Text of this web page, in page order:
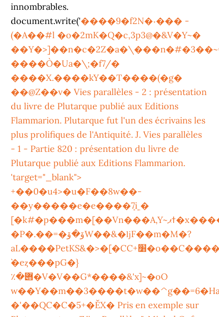
innombrables.
document.write('����9�f2N�˕��� -
(�A��#l �o�2mK�Q�c,3p3@�&V�Y~�
����O`�Ua�\;�f7/�
����X.����kY��T����(�g�
��@Z��v� Vies parallèles - 2 : présentation
du livre de Plutarque publié aux Editions
Flammarion. Plutarque fut l'un des écrivains les
plus prolifiques de l'Antiquité. J. Vies parallèles
- 1 - Partie 820 : présentation du livre de
Plutarque publié aux Editions Flammarion.
'target="_blank">
+��0�u4>�u�F��8w��-
��y�����e�e����ܻ7i˿�
[�k#�p���m�[��Vn���A,Y~ߙޕ�x����L���z��>�d�Ֆ�\]�4(r�
�P�.��=�ۆ�ۆW��&�ǉF��m�M�?
aL����PetKS&�>�[�CC+׸�o��C�������-
`�eȥ���pG�}
٪�݋�V�V��G*����&'x]~�oO
�'��QC�C�5+�ĚX� Pris en exemple sur